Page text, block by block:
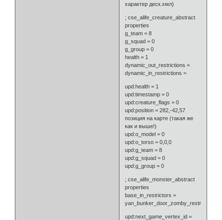
характер деск.хмл)
; cse_alife_creature_abstract
properties
g_team = 8
g_squad = 0
g_group = 0
health = 1
dynamic_out_restrictions =
dynamic_in_restrictions =
upd:health = 1
upd:timestamp = 0
upd:creature_flags = 0
upd:position = 282,-42,57
позиция на карте (такая же
как и выше!)
upd:o_model = 0
upd:o_torso = 0,0,0
upd:g_team = 8
upd:g_squad = 0
upd:g_group = 0
; cse_alife_monster_abstract
properties
base_in_restrictors =
yan_bunker_door_zomby_restrictor
upd:next_game_vertex_id =